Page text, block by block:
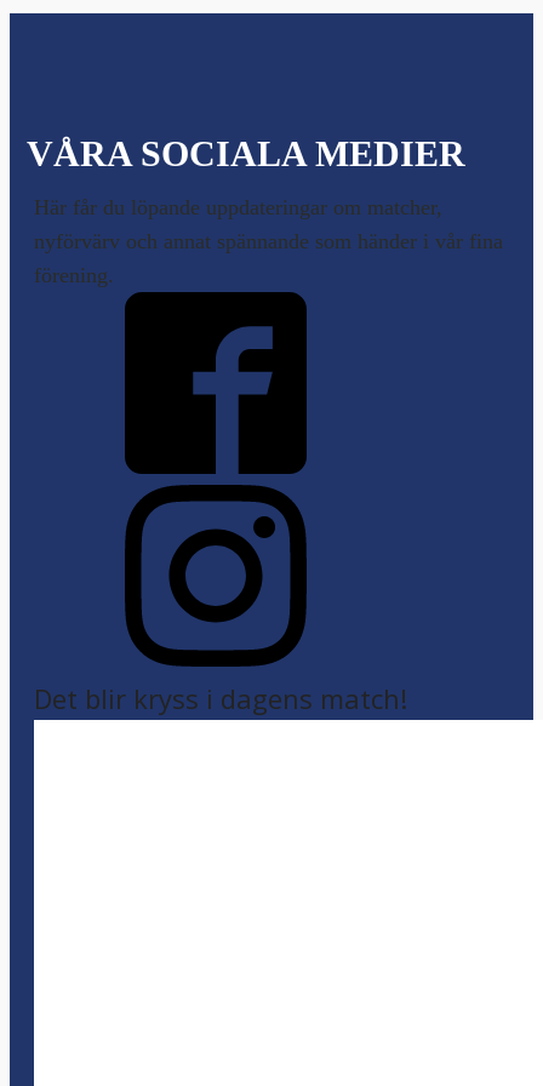
VÅRA SOCIALA MEDIER
Här får du löpande uppdateringar om matcher,
nyförvärv och annat spännande som händer i vår fina
förening.
Det blir kryss i dagens match!